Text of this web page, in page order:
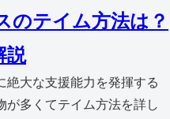
のテイム方法は？
説
絶大な支援能力を発揮する
が多くてテイム方法を詳し